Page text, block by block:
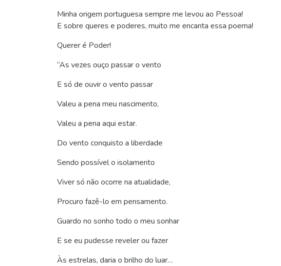
Minha origem portuguesa sempre me levou ao Pessoa!
E sobre queres e poderes, muito me encanta essa poema!
Querer é Poder!
“As vezes ouço passar o vento
E só de ouvir o vento passar
Valeu a pena meu nascimento,
Valeu a pena aqui estar.
Do vento conquisto a liberdade
Sendo possível o isolamento
Viver só não ocorre na atualidade,
Procuro fazê-lo em pensamento.
Guardo no sonho todo o meu sonhar
E se eu pudesse reveler ou fazer
Às estrelas, daria o brilho do luar…